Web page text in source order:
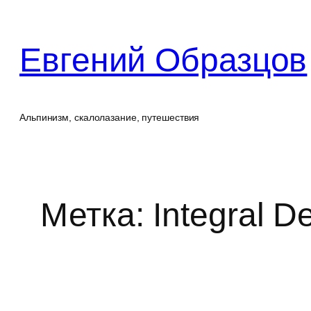
содержимому
Евгений Образцов
Альпинизм, скалолазание, путешествия
Метка: Integral